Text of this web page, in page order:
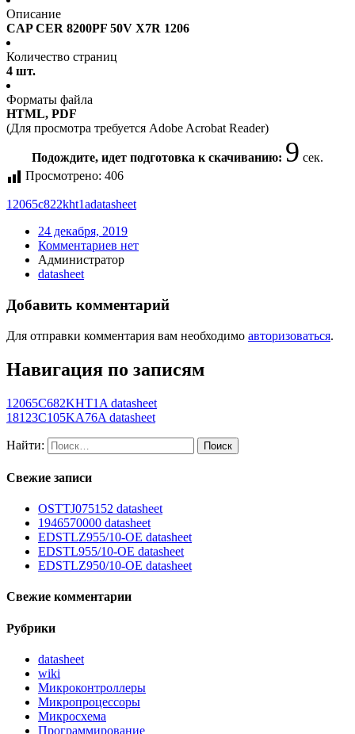
Описание
CAP CER 8200PF 50V X7R 1206
Количество страниц
4 шт.
Форматы файла
HTML, PDF
(Для просмотра требуется Adobe Acrobat Reader)
Подождите, идет подготовка к скачиванию: 8 сек.
Просмотрено: 406
12065c822kht1adatasheet
24 декабря, 2019
Комментариев нет
Администратор
datasheet
Добавить комментарий
Для отправки комментария вам необходимо авторизоваться.
Навигация по записям
12065C682KHT1A datasheet
18123C105KA76A datasheet
Найти:
Свежие записи
OSTTJ075152 datasheet
1946570000 datasheet
EDSTLZ955/10-OE datasheet
EDSTL955/10-OE datasheet
EDSTLZ950/10-OE datasheet
Свежие комментарии
Рубрики
datasheet
wiki
Микроконтроллеры
Микропроцессоры
Микросхема
Программирование